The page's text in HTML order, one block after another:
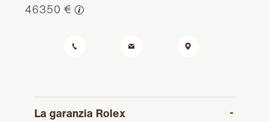
46350 €
La garanzia Rolex